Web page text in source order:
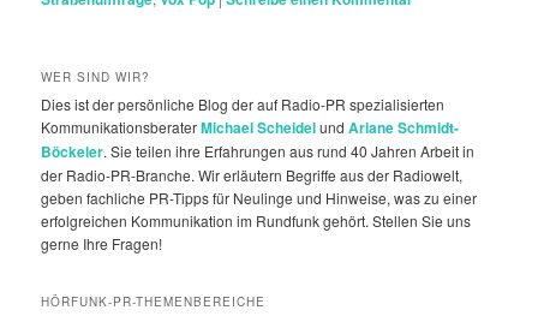
WER SIND WIR?
Dies ist der persönliche Blog der auf Radio-PR spezialisierten
KommunikationsberaterMichael ScheidelundAriane Schmidt-
Böckeler. Sie teilen ihre Erfahrungen aus rund 40 Jahren Arbeit in
der Radio-PR-Branche. Wir erläutern Begriffe aus der Radiowelt,
geben fachliche PR-Tipps für Neulinge und Hinweise, was zu einer
erfolgreichen Kommunikation im Rundfunk gehört. Stellen Sie uns
gerne Ihre Fragen!
HÖRFUNK-PR-THEMENBEREICHE